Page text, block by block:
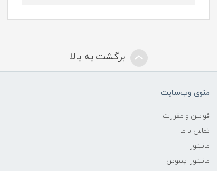
برگشت به بالا
منوی وب‌سایت
قوانین و مقررات
تماس با ما
مانیتور
مانیتور ایسوس